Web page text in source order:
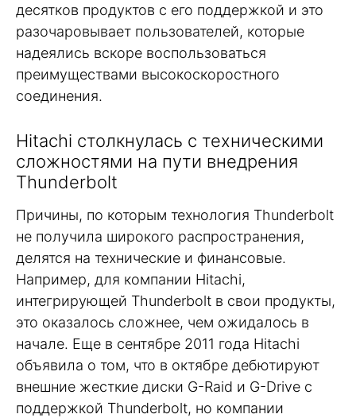
десятков продуктов с его поддержкой и это
разочаровывает пользователей, которые
надеялись вскоре воспользоваться
преимуществами высокоскоростного
соединения.
Hitachi столкнулась с техническими
сложностями на пути внедрения
Thunderbolt
Причины, по которым технология Thunderbolt
не получила широкого распространения,
делятся на технические и финансовые.
Например, для компании Hitachi,
интегрирующей Thunderbolt в свои продукты,
это оказалось сложнее, чем ожидалось в
начале. Еще в сентябре 2011 года Hitachi
объявила о том, что в октябре дебютируют
внешние жесткие диски G-Raid и G-Drive с
поддержкой Thunderbolt, но компании